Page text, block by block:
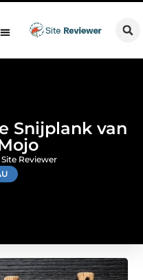
van de stookinstallatie
Snijplank van
Reviewer